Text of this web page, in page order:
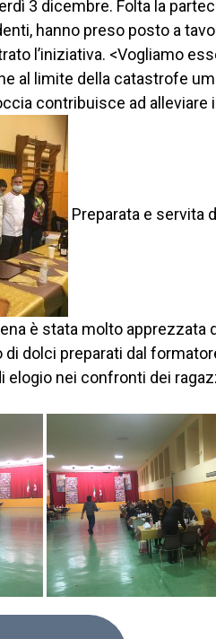
3 dicembre. Folta la
hanno preso posto a
l’iniziativa. <Vogliamo
al limite della catastrofe
contribuisce ad
Preparata e servita
è stata molto
dolci preparati dal
elogio nei confronti dei